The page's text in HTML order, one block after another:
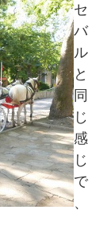
セ
バ
ル
と
同
じ
感
じ
で
、